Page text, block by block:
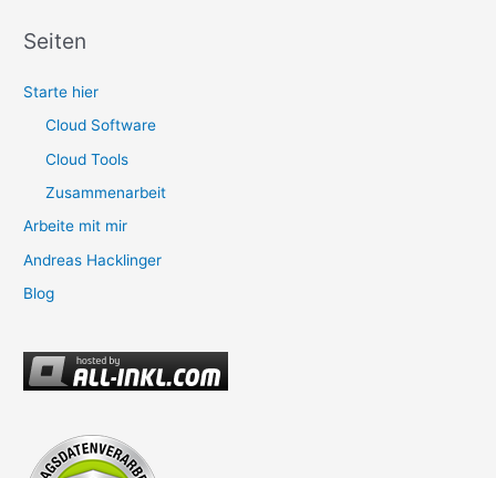
Seiten
Starte hier
Cloud Software
Cloud Tools
Zusammenarbeit
Arbeite mit mir
Andreas Hacklinger
Blog